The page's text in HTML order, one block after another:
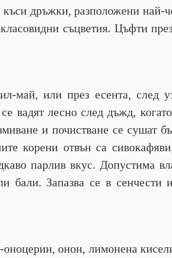
къси дръжки, разположени най-
съцветия. Цъфти
май, или през есента, след
вадят лесно след дъжд,
и почистване се сушат
корени отвън са
парлив вкус. Допустима
бали. Запазва се в сенчести
онон, лимонена